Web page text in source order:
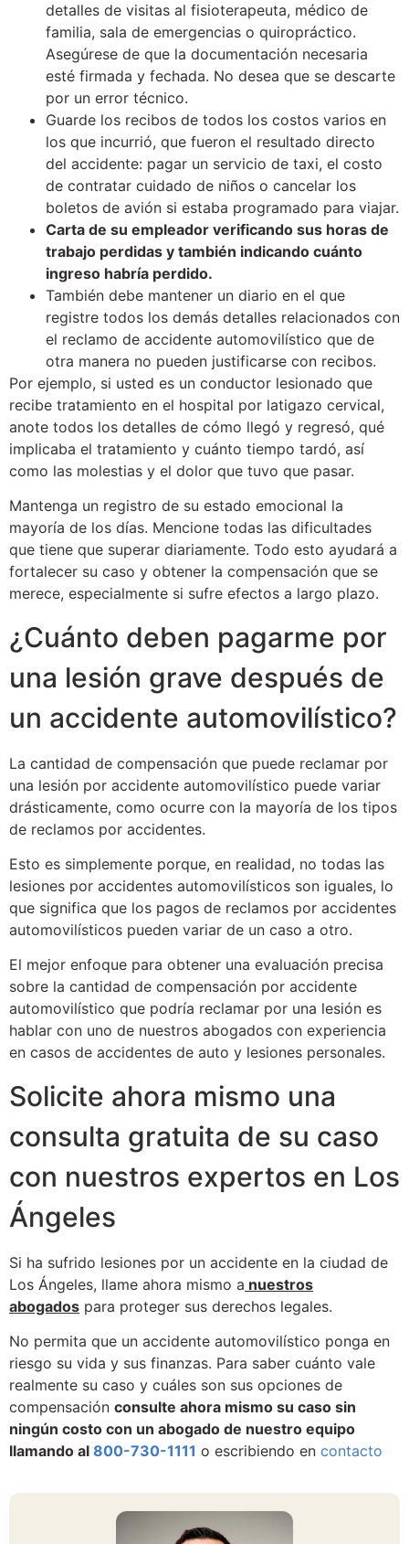
detalles de visitas al fisioterapeuta, médico de
familia, sala de emergencias o quiropráctico.
Asegúrese de que la documentación necesaria
esté firmada y fechada. No desea que se descarte
por un error técnico.
Guarde los recibos de todos los costos varios en
los que incurrió, que fueron el resultado directo
del accidente: pagar un servicio de taxi, el costo
de contratar cuidado de niños o cancelar los
boletos de avión si estaba programado para viajar.
Carta de su empleador verificando sus horas de
trabajo perdidas y también indicando cuánto
ingreso habría perdido.
También debe mantener un diario en el que
registre todos los demás detalles relacionados con
el reclamo de accidente automovilístico que de
otra manera no pueden justificarse con recibos.
Por ejemplo, si usted es un conductor lesionado que
recibe tratamiento en el hospital por latigazo cervical,
anote todos los detalles de cómo llegó y regresó, qué
implicaba el tratamiento y cuánto tiempo tardó, así
como las molestias y el dolor que tuvo que pasar.
Mantenga un registro de su estado emocional la
mayoría de los días. Mencione todas las dificultades
que tiene que superar diariamente. Todo esto ayudará a
fortalecer su caso y obtener la compensación que se
merece, especialmente si sufre efectos a largo plazo.
¿Cuánto deben pagarme por
una lesión grave después de
un accidente automovilístico?
La cantidad de compensación que puede reclamar por
una lesión por accidente automovilístico puede variar
drásticamente, como ocurre con la mayoría de los tipos
de reclamos por accidentes.
Esto es simplemente porque, en realidad, no todas las
lesiones por accidentes automovilísticos son iguales, lo
que significa que los pagos de reclamos por accidentes
automovilísticos pueden variar de un caso a otro.
El mejor enfoque para obtener una evaluación precisa
sobre la cantidad de compensación por accidente
automovilístico que podría reclamar por una lesión es
hablar con uno de nuestros abogados con experiencia
en casos de accidentes de auto y lesiones personales.
Solicite ahora mismo una
consulta gratuita de su caso
con nuestros expertos en Los
Ángeles
Si ha sufrido lesiones por un accidente en la ciudad de
Los Ángeles, llame ahora mismo a nuestros
abogados para proteger sus derechos legales.
No permita que un accidente automovilístico ponga en
riesgo su vida y sus finanzas. Para saber cuánto vale
realmente su caso y cuáles son sus opciones de
compensación consulte ahora mismo su caso sin
ningún costo con un abogado de nuestro equipo
llamando al 800-730-1111 o escribiendo en contacto